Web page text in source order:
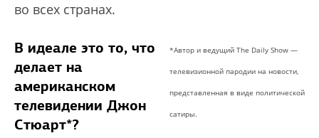
во всех странах.
*Автор и ведущий The Daily Show —
телевизионной пародии на новости,
представленная в виде политической
сатиры.
В идеале это то, что
делает на
американском
телевидении Джон
Стюарт*?